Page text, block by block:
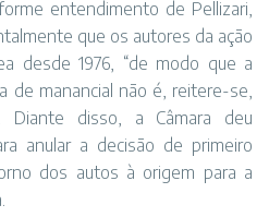
entendimento de Pellizari,
que os autores da ação
desde 1976, “de modo que a
de manancial não é, reitere-se,
Diante disso, a Câmara deu
anular a decisão de primeiro
dos autos à origem para a